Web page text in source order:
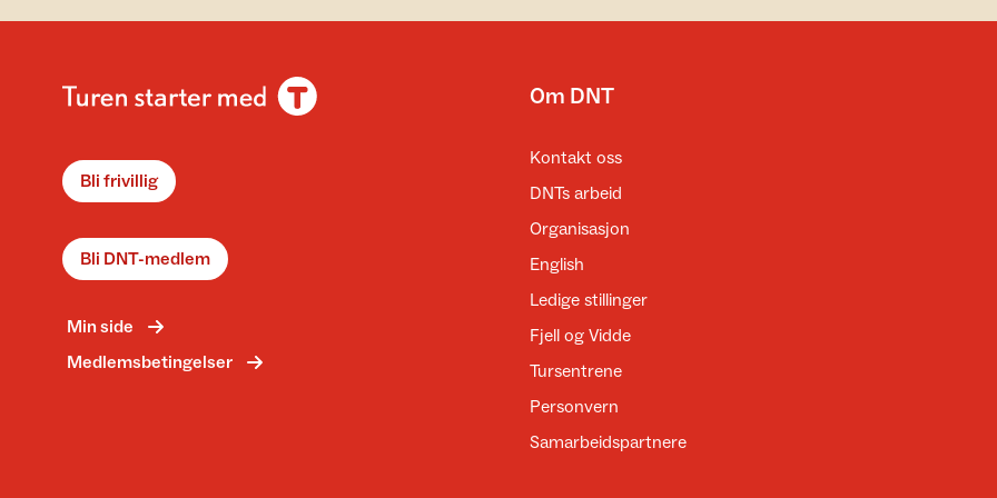
Bli frivillig
Bli DNT-medlem
Min side
Medlemsbetingelser
Om DNT
Kontakt oss
DNTs arbeid
Organisasjon
English
Ledige stillinger
Fjell og Vidde
Tursentrene
Personvern
Samarbeidspartnere